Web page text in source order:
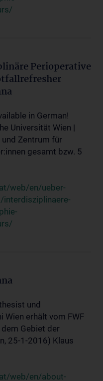
Perioperative
in German!
Universität Wien |
und Zentrum für
gesamt bzw. 5
web/en/ueber-
interdisziplinaere-
und
Wien erhält vom FWF
Gebiet der
25-1-2016) Klaus
web/en/about-